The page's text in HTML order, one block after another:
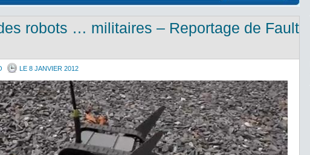
robots … militaires – Reportage de Fault
LE 8 JANVIER 2012